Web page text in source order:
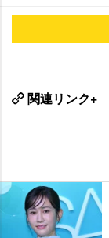
関連リンク+